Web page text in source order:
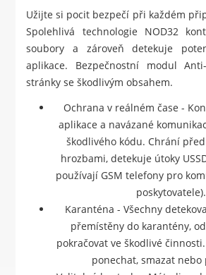
Užijte si pocit bezpečí při každém
Spolehlivá technologie NOD32
soubory a zároveň detekuje
aplikace. Bezpečnostní modul
stránky se škodlivým obsahem.
Ochrana v reálném čase -
aplikace a navázané
škodlivého kódu. Chrání
hrozbami, detekuje útoky
používají GSM telefony pro
poskytovatele).
Karanténa - Všechny
přemístěny do karantény,
pokračovat ve škodlivé
ponechat, smazat